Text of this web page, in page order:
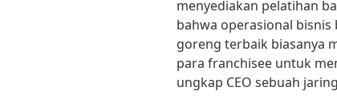
menyediakan pelatihan
bahwa operasional bisnis
goreng terbaik biasanya
para franchisee untuk
ungkap CEO sebuah